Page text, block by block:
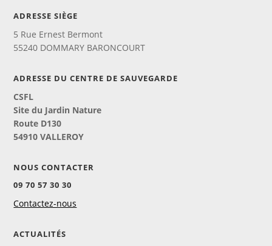
ADRESSE SIÈGE
5 Rue Ernest Bermont
55240 DOMMARY BARONCOURT
ADRESSE DU CENTRE DE SAUVEGARDE
CSFL
Site du Jardin Nature
Route D130
54910 VALLEROY
NOUS CONTACTER
09 70 57 30 30
Contactez-nous
ACTUALITÉS